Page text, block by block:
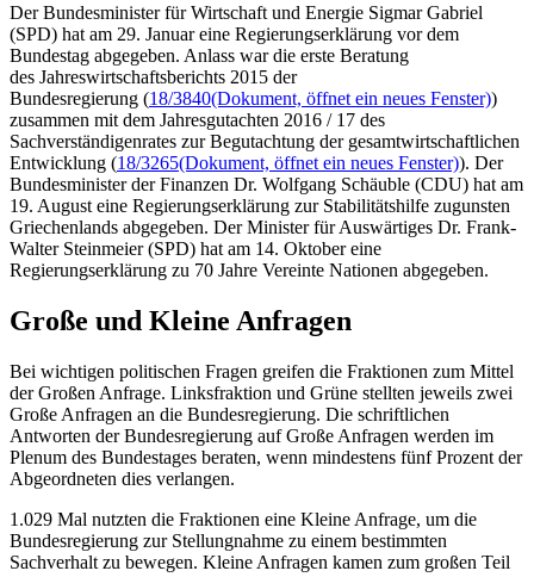
Der Bundesminister für Wirtschaft und Energie Sigmar Gabriel
(SPD) hat am 29. Januar eine Regierungserklärung vor dem
Bundestag abgegeben. Anlass war die erste Beratung
des Jahreswirtschaftsberichts 2015 der
Bundesregierung (18/3840(Dokument, öffnet ein neues Fenster))
zusammen mit dem Jahresgutachten 2016 / 17 des
Sachverständigenrates zur Begutachtung der gesamtwirtschaftlichen
Entwicklung (18/3265(Dokument, öffnet ein neues Fenster)). Der
Bundesminister der Finanzen Dr. Wolfgang Schäuble (CDU) hat am
19. August eine Regierungserklärung zur Stabilitätshilfe zugunsten
Griechenlands abgegeben. Der Minister für Auswärtiges Dr. Frank-
Walter Steinmeier (SPD) hat am 14. Oktober eine
Regierungserklärung zu 70 Jahre Vereinte Nationen abgegeben.
Große und Kleine Anfragen
Bei wichtigen politischen Fragen greifen die Fraktionen zum Mittel
der Großen Anfrage. Linksfraktion und Grüne stellten jeweils zwei
Große Anfragen an die Bundesregierung. Die schriftlichen
Antworten der Bundesregierung auf Große Anfragen werden im
Plenum des Bundestages beraten, wenn mindestens fünf Prozent der
Abgeordneten dies verlangen.
1.029 Mal nutzten die Fraktionen eine Kleine Anfrage, um die
Bundesregierung zur Stellungnahme zu einem bestimmten
Sachverhalt zu bewegen. Kleine Anfragen kamen zum großen Teil